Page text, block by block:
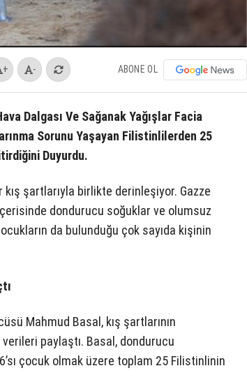
+ - ABONE OL
Dalgası Ve Sağanak Yağışlar Facia
Sorunu Yaşayan Filistinlilerden 25
Duyurdu.
kış şartlarıyla birlikte derinleşiyor. Gazze
dondurucu soğuklar ve olumsuz
da bulunduğu çok sayıda kişinin
Mahmud Basal, kış şartlarının
paylaştı. Basal, dondurucu
çocuk olmak üzere toplam 25 Filistinlinin